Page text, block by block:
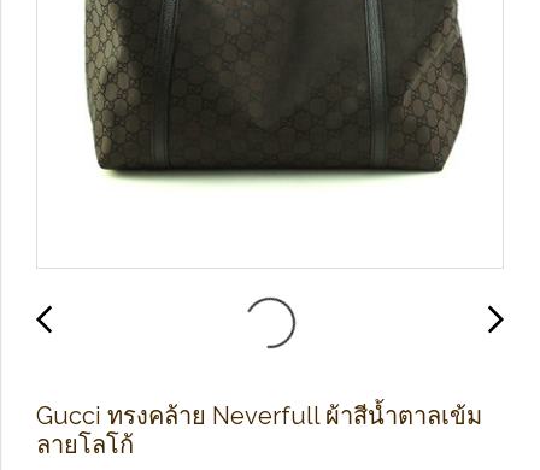
Gucci ทรงคล้าย Neverfull ผ้าสีน้ำตาลเข้ม
ลายโลโก้